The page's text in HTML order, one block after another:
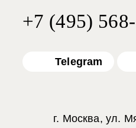
+7 (495)
Telegram
г. Москва, ул.